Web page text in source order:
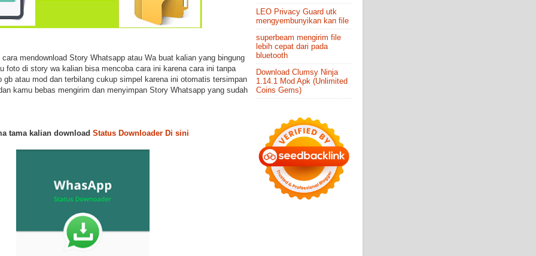
mendownload Story Whatsapp atau Wa buat kalian yang bingung
foto di story wa kalian bisa mencoba cara ini karena cara ini tanpa
gb atau mod dan terbilang cukup simpel karena ini otomatis tersimpan
kamu bebas mengirim dan menyimpan Story Whatsapp yang sudah
tama kalian download Status Downloader Di sini
LEO Privacy Guard utk
mengyembunyikan kan file
superbeam mengirim file
lebih cepat dari pada
bluetooth
Download Clumsy Ninja
1.14.1 Mod Apk (Unlimited
Coins Gems)